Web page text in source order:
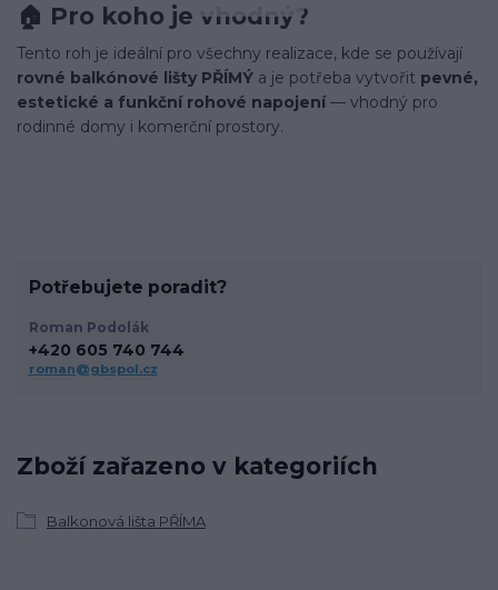
🏠 Pro koho je vhodný?
Tento roh je ideální pro všechny realizace, kde se používají
rovné balkónové lišty PŘÍMÝ a je potřeba vytvořit pevné,
estetické a funkční rohové napojení— vhodný pro
rodinné domy i komerční prostory.
Zboží zařazeno v kategoriích
Balkonová lišta PŘÍMA
Potřebujete poradit?
Roman Podolák
+420 605 740 744
roman@gbspol.cz